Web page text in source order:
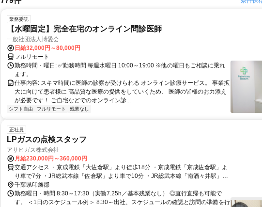
業務委託
【水曜固定】完全在宅のオンライン問診医師
一般社団法人博愛会
日給32,000円～80,000円
フルリモート
勤務時間・曜日: ✅勤務時間 毎週水曜日 10:00～19:00 ※他の曜日もご相談に乗れ
ます。
仕事内容: スキマ時間に医師の診察が受けられる オンライン診療サービス。 事業拡
大に向けて患者様に 高品質な医療の提供をしていくため、 医師の皆様のお力添え
が必要です！ ご自宅などでのオンライン診...
シフト自由 フルリモート 残業なし
正社員
LPガスの点検スタッフ
アサヒガス株式会社
月給230,000円～360,000円
交通アクセス ・京成電鉄「大佐倉駅」より徒歩18分 ・京成電鉄「京成佐倉駅」よ
り車で7分 ・JR総武本線「佐倉駅」より車で10分 ・JR総武本線「南酒々井駅」よ
り車で7分 ・JR成田線「酒々井駅」より車で7分
千葉県印旛郡
勤務曜日・時間 8:30～17:30（実働7.25h／基本残業なし） ◎直行直帰も可能で
す。 ＜1日のスケジュール例＞ 8:30～出社、スケジュールの確認と訪問の準備を行